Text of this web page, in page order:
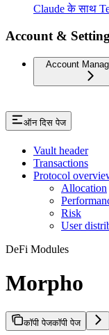
Claude के साथ
Account &
Account
ऑन दिस पेज
Vault header
Transactions
Protocol
Allocation
Risk
User
DeFi Modules
Morpho
कॉपी पेजकॉपी पेज